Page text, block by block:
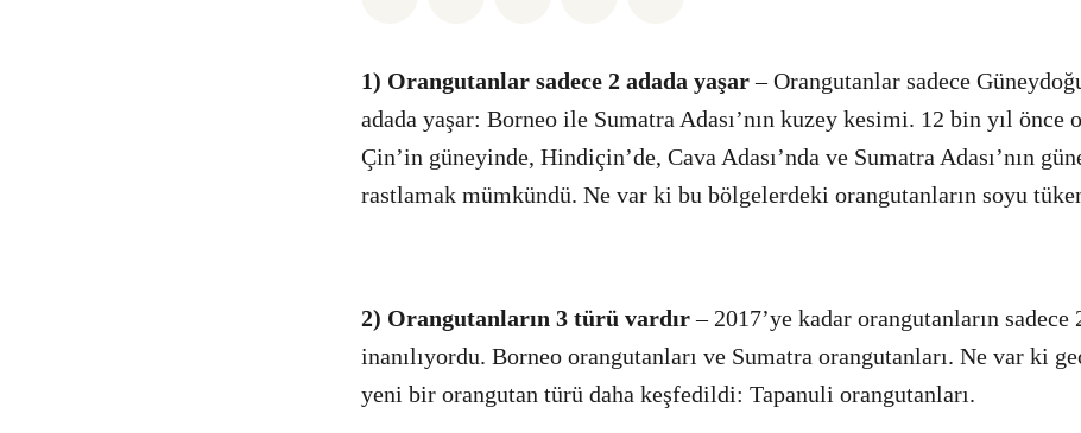
1) Orangutanlar sadece 2 adada yaşar– Orangutanlar sadece
adada yaşar: Borneo ile Sumatra Adası’nın kuzey kesimi. 12 bin yıl önce
Çin’in güneyinde, Hindiçin’de, Cava Adası’nda ve Sumatra Adası’nın
rastlamak mümkündü. Ne var ki bu bölgelerdeki orangutanların soyu
2) Orangutanların 3 türü vardır– 2017’ye kadar orangutanların
inanılıyordu. Borneo orangutanları ve Sumatra orangutanları. Ne var ki
yeni bir orangutan türü daha keşfedildi: Tapanuli orangutanları.